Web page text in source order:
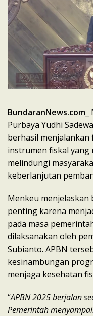
BundaranNews.com
Purbaya Yudhi
berhasil
instrumen fiskal yang
melindungi
keberlanjutan
Menkeu menjelaskan
penting karena
pada masa
dilaksanakan oleh
Subianto. APBN
kesinambungan
menjaga kesehatan
“APBN 2025 berjalan
Pemerintah